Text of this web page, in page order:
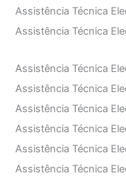
Assistência Técnica
Assistência Técnica
Assistência Técnica
Assistência Técnica
Assistência Técnica
Assistência Técnica
Assistência Técnica
Assistência Técnica